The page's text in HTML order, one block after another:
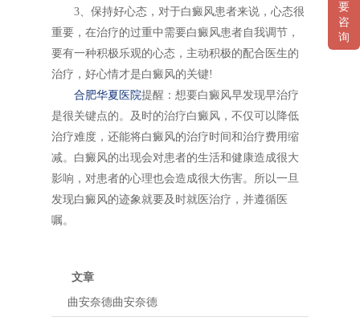
3、保持好心态，对于白癜风患者来说，心态很
重要，在治疗的过重中需要白癜风患者自我调节，
要有一种积极乐观的心态，主动积极的配合医生的
治疗，好心情才是白癜风的关键!
合肥华夏医院提醒：想要白癜风早发现早治疗
是很关键点的。及时的治疗白癜风，不仅可以降低
治疗难度，还能将白癜风的治疗时间和治疗费用缩
减。白癜风的出现会对患者的生活和健康造成很大
影响，对患者的心理也会造成很大伤害。所以一旦
发现白癜风的迹象就要及时就医治疗，并遵循医
嘱。
文章
曲安奈德曲安奈德
要
咨
询